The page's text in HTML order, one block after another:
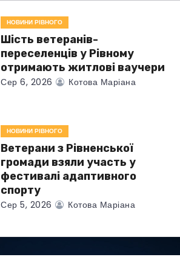
НОВИНИ РІВНОГО
Шість ветеранів-
переселенців у Рівному
отримають житлові ваучери
Сер 6, 2026 Котова Маріана
НОВИНИ РІВНОГО
Ветерани з Рівненської
громади взяли участь у
фестивалі адаптивного
спорту
Сер 5, 2026 Котова Маріана